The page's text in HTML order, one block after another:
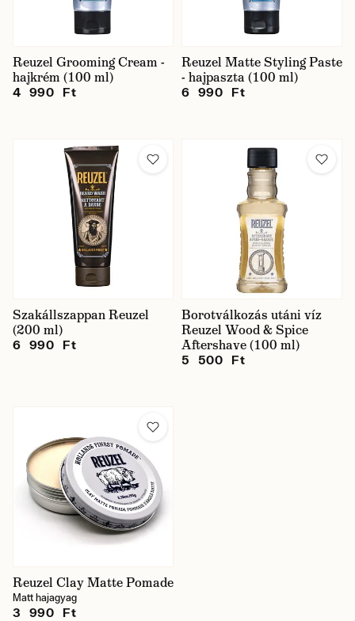
Reuzel Grooming Cream -
hajkrém (100 ml)
4 990 Ft
Reuzel Matte Styling Paste
- hajpaszta (100 ml)
6 990 Ft
Szakállszappan Reuzel
(200 ml)
6 990 Ft
Borotválkozás utáni víz
Reuzel Wood & Spice
Aftershave (100 ml)
5 500 Ft
Reuzel Clay Matte Pomade
Matt hajagyag
3 990 Ft